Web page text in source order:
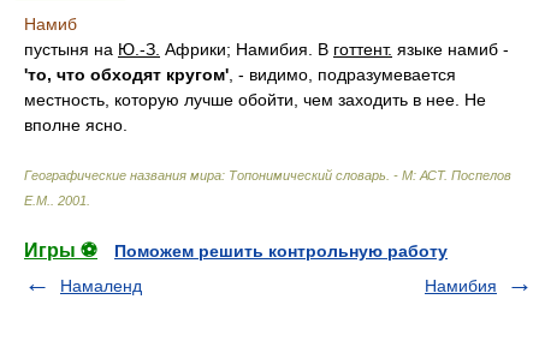
Намиб
пустыня на Ю.-З. Африки; Намибия. В готтент. языке намиб -
'то, что обходят кругом' , - видимо, подразумевается
местность, которую лучше обойти, чем заходить в нее. Не
вполне ясно.
Географические названия мира: Топонимический словарь. - М: АСТ. Поспелов
Е.М.
2001
Игры ⚽
Поможем решить контрольную работу
Намаленд
Намибия